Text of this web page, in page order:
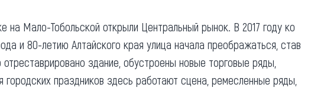
на Мало-Тобольской открыли Центральный рынок. В 2017 году ко
и 80-летию Алтайского края улица начала преображаться, став
здание, обустроены новые торговые ряды,
праздников здесь работают сцена, ремесленные ряды,